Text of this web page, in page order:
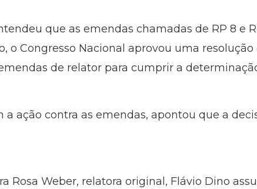
que as emendas chamadas de RP 8 e
o Congresso Nacional aprovou uma
de relator para cumprir a
a ação contra as emendas, apontou que a
Rosa Weber, relatora original, Flávio Dino